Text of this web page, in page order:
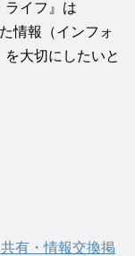
ライフ』は
情報（インフォ
大切にしたいと
有・情報交換掲